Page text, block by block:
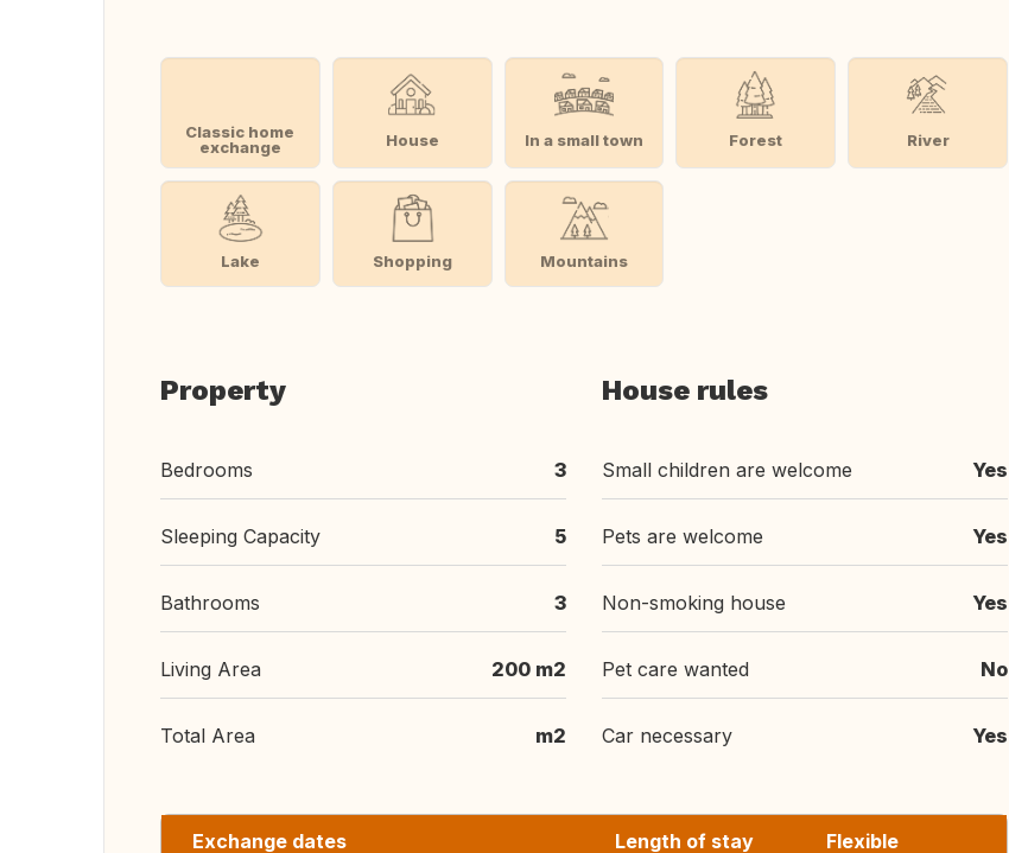
Classic home
exchange
House In a small town Forest River
Lake Shopping Mountains
Property
Bedrooms 3
Sleeping Capacity 5
Bathrooms 3
Living Area 200 m2
Total Area m2
House rules
Small children are welcome Yes
Pets are welcome Yes
Non-smoking house Yes
Pet care wanted No
Car necessary Yes
Exchange dates
Length of stay
Flexible